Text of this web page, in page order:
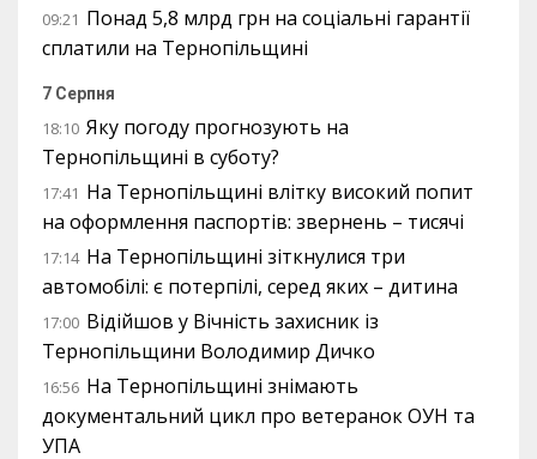
09:21 Понад 5,8 млрд грн на соціальні гарантії
сплатили на Тернопільщині
7 Серпня
18:10 Яку погоду прогнозують на
Тернопільщині в суботу?
17:41 На Тернопільщині влітку високий попит
на оформлення паспортів: звернень – тисячі
17:14 На Тернопільщині зіткнулися три
автомобілі: є потерпілі, серед яких – дитина
17:00 Відійшов у Вічність захисник із
Тернопільщини Володимир Дичко
16:56 На Тернопільщині знімають
документальний цикл про ветеранок ОУН та
УПА